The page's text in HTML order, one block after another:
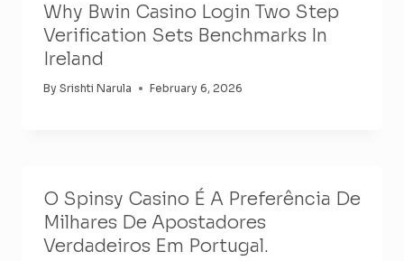
Why Bwin Casino Login Two Step
Verification Sets Benchmarks In
Ireland
By Srishti Narula February 6, 2026
O Spinsy Casino É A Preferência De
Milhares De Apostadores
Verdadeiros Em Portugal.